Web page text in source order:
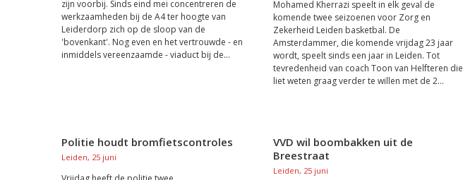
zijn voorbij. Sinds eind mei concentreren de
werkzaamheden bij de A4 ter hoogte van
Leiderdorp zich op de sloop van de
'bovenkant'. Nog even en het vertrouwde - en
inmiddels vereenzaamde - viaduct bij de...
Mohamed Kherrazi speelt in elk geval de
komende twee seizoenen voor Zorg en
Zekerheid Leiden basketbal. De
Amsterdammer, die komende vrijdag 23 jaar
wordt, speelt sinds een jaar in Leiden. Tot
tevredenheid van coach Toon van Helfteren die
liet weten graag verder te willen met de 2...
Politie houdt bromfietscontroles
Leiden, 25 juni
VVD wil boombakken uit de
Breestraat
Leiden, 25 juni